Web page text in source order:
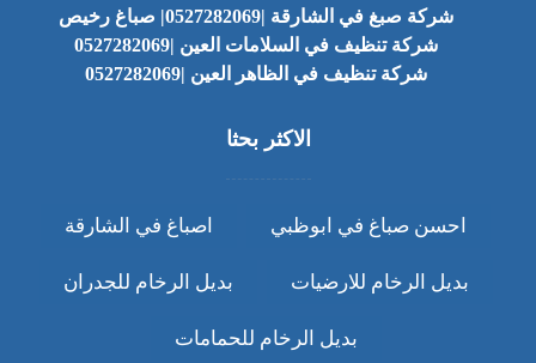
شركة صبغ في الشارقة |0527282069| صباغ رخيص
شركة تنظيف في السلامات العين |0527282069
شركة تنظيف في الظاهر العين |0527282069
الاكثر بحثا
احسن صباغ في ابوظبي اصباغ في الشارقة
بديل الرخام للارضيات بديل الرخام للجدران
بديل الرخام للحمامات